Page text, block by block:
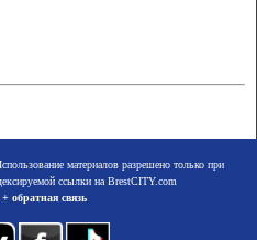
материалов разрешено только при
ссылки на BrestCITY.com
обратная связь